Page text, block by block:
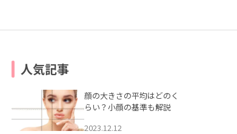
人気記事
顔の大きさの平均はどのく
らい？小顔の基準も解説
2023.12.12